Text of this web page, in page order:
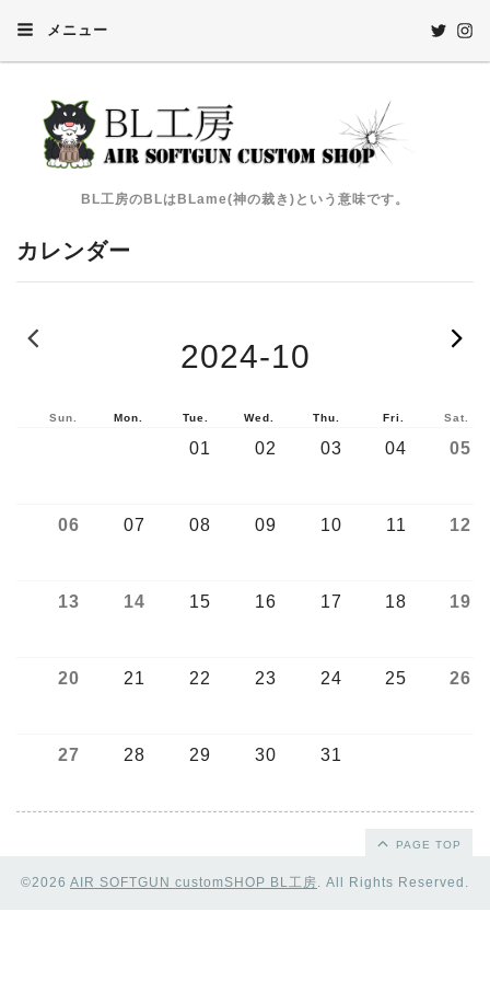
メニュー
BL工房のBLはBLame(神の裁き)という意味です。
カレンダー
2024-10
Sun. Mon. Tue. Wed. Thu. Fri. Sat.
01 02 03 04 05
06 07 08 09 10 11 12
13 14 15 16 17 18 19
20 21 22 23 24 25 26
27 28 29 30 31
PAGE TOP
©2026 AIR SOFTGUN customSHOP BL工房. All Rights Reserved.